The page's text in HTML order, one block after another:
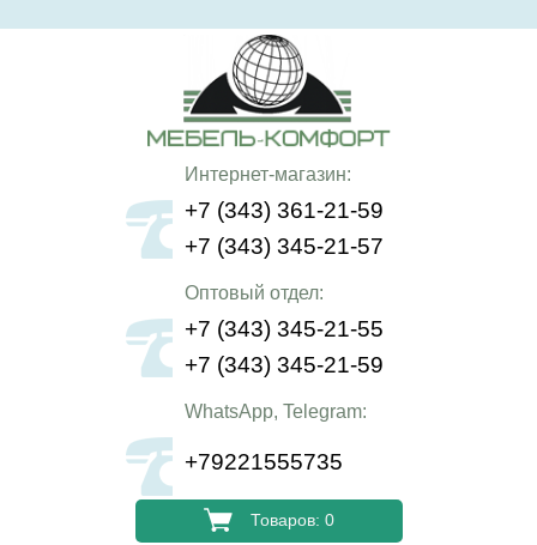
Интернет-магазин:
+7 (343) 361-21-59
+7 (343) 345-21-57
Оптовый отдел:
+7 (343) 345-21-55
+7 (343) 345-21-59
WhatsApp, Telegram:
+79221555735
Товаров: 0